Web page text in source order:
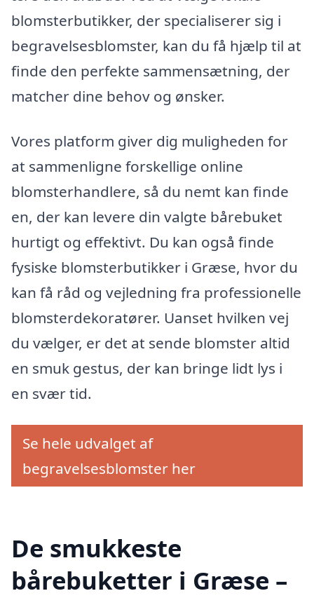
blomsterbutikker, der specialiserer sig i
begravelsesblomster, kan du få hjælp til at
finde den perfekte sammensætning, der
matcher dine behov og ønsker.
Vores platform giver dig muligheden for
at sammenligne forskellige online
blomsterhandlere, så du nemt kan finde
en, der kan levere din valgte bårebuket
hurtigt og effektivt. Du kan også finde
fysiske blomsterbutikker i Græse, hvor du
kan få råd og vejledning fra professionelle
blomsterdekoratører. Uanset hvilken vej
du vælger, er det at sende blomster altid
en smuk gestus, der kan bringe lidt lys i
en svær tid.
Se hele udvalget af
begravelsesblomster her
De smukkeste
bårebuketter i Græse –